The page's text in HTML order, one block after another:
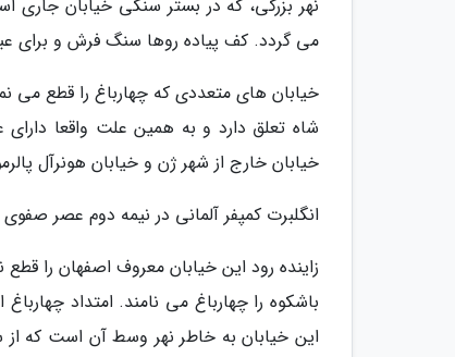
نهر بزرگی، که در بستر سنگی خیابان
می گردد. کف پیاده روها سنگ فرش و برای
خیابان های متعددی که چهارباغ را قطع می
شاه تعلق دارد و به همین علت واقعا دارای
خیابان خارج از شهر ژن و خیابان هونرآل
انگلبرت کمپفر آلمانی در نیمه دوم عصر
زاینده رود این خیابان معروف اصفهان را
باشکوه را چهارباغ می نامند. امتداد